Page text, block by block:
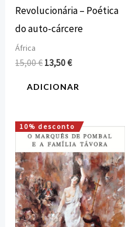
Revolucionária – Poética
do auto-cárcere
África
15,00€ 13,50€
ADICIONAR
10% desconto
O
preço
original
era:
12,00 €.
O
preço
atual
é:
10,80 €.